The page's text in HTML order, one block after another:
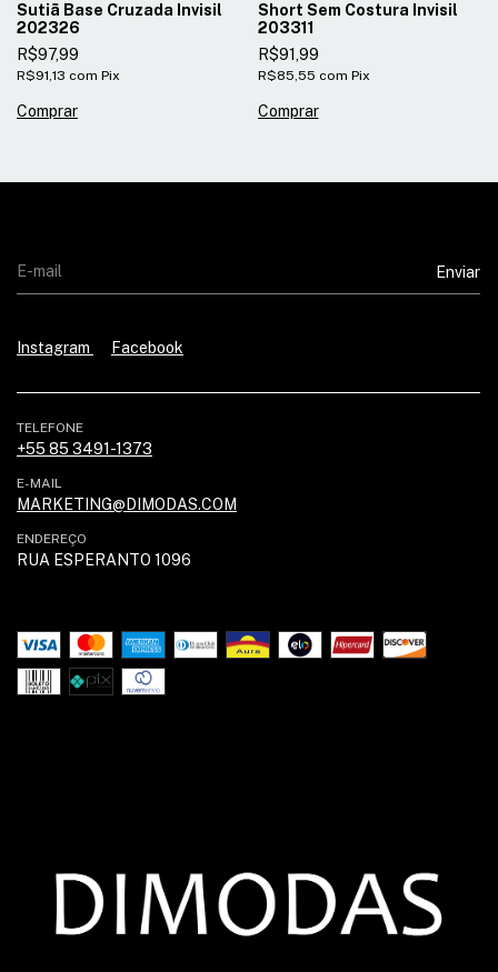
Sutiã Base Cruzada Invisil
202326
R$97,99
R$91,13 com Pix
Comprar
Short Sem Costura Invisil
203311
R$91,99
R$85,55 com Pix
Comprar
Instagram Facebook
TELEFONE
+55 85 3491-1373
E-MAIL
MARKETING@DIMODAS.COM
ENDEREÇO
RUA ESPERANTO 1096